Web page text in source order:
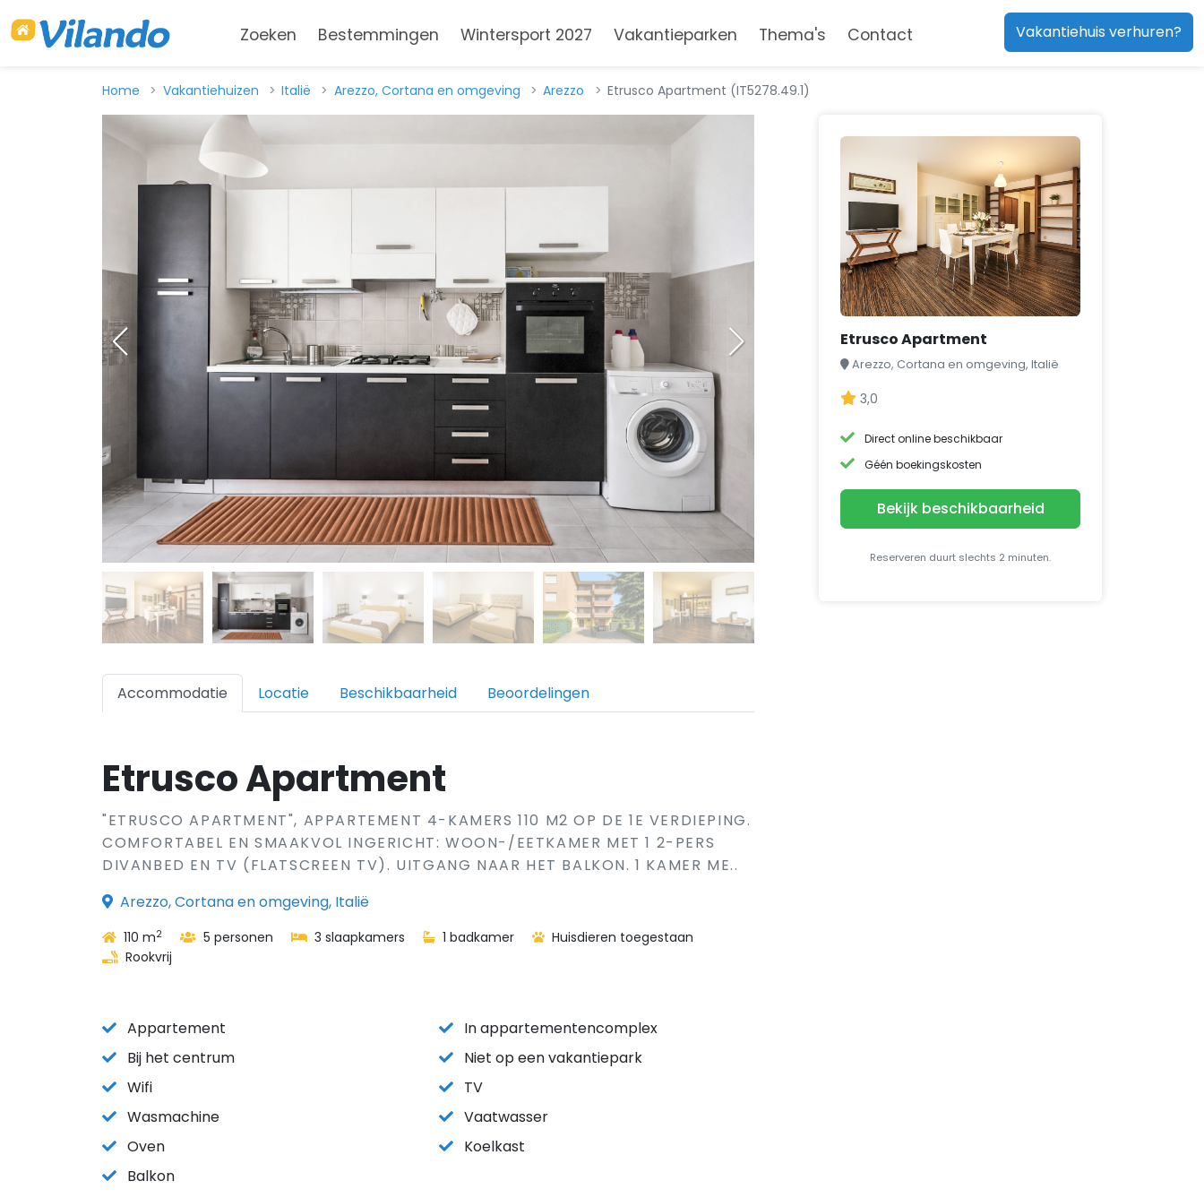
Zoeken Bestemmingen Wintersport 2027 Vakantieparken Thema's Contact Vakantiehuis verhuren?
Home Vakantiehuizen Italië Arezzo, Cortana en omgeving Arezzo Etrusco Apartment (IT5278.49.1)
Accommodatie Locatie Beschikbaarheid Beoordelingen
Etrusco Apartment
"ETRUSCO APARTMENT", APPARTEMENT 4-KAMERS 110 M2 OP DE 1E VERDIEPING.
COMFORTABEL EN SMAAKVOL INGERICHT: WOON-/EETKAMER MET 1 2-PERS
DIVANBED EN TV (FLATSCREEN TV). UITGANG NAAR HET BALKON. 1 KAMER ME..
Arezzo, Cortana en omgeving, Italië
110 m2 5 personen 3 slaapkamers 1 badkamer
Huisdieren toegestaan
Rookvrij
Appartement
In appartementencomplex
Bij het centrum
Niet op een vakantiepark
Wifi
TV
Wasmachine
Vaatwasser
Oven
Koelkast
Balkon
Etrusco Apartment
Arezzo, Cortana en omgeving, Italië
3,0
Direct online beschikbaar
Géén boekingskosten
Bekijk beschikbaarheid
Reserveren duurt slechts 2 minuten.